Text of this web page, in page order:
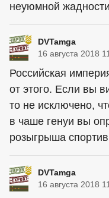
неуюмной
DVTamga
16 августа 2018
Российская
от этого. Если вы
то не исключено,
в чаше генуи вы
розыгрыша
DVTamga
16 августа 2018